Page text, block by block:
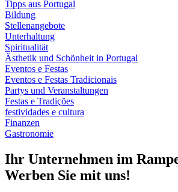
Tipps aus Portugal
Bildung
Stellenangebote
Unterhaltung
Spiritualität
Ästhetik und Schönheit in Portugal
Eventos e Festas
Eventos e Festas Tradicionais
Partys und Veranstaltungen
Festas e Tradições
festividades e cultura
Finanzen
Gastronomie
Ihr Unternehmen im
Werben Sie mit uns!